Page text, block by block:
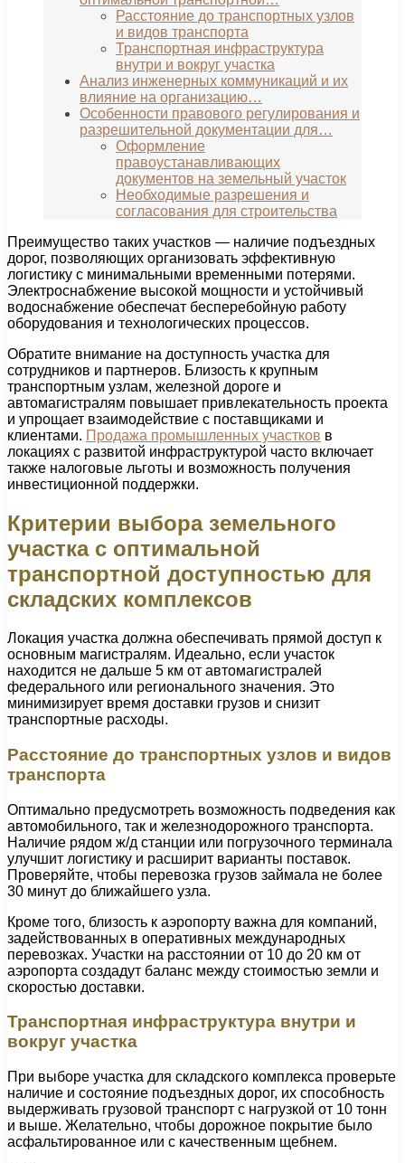
Расстояние до транспортных узлов
и видов транспорта
Транспортная инфраструктура
внутри и вокруг участка
Анализ инженерных коммуникаций и их
влияние на организацию…
Особенности правового регулирования и
разрешительной документации для…
Оформление
правоустанавливающих
документов на земельный участок
Необходимые разрешения и
согласования для строительства
Преимущество таких участков — наличие подъездных
дорог, позволяющих организовать эффективную
логистику с минимальными временными потерями.
Электроснабжение высокой мощности и устойчивый
водоснабжение обеспечат бесперебойную работу
оборудования и технологических процессов.
Обратите внимание на доступность участка для
сотрудников и партнеров. Близость к крупным
транспортным узлам, железной дороге и
автомагистралям повышает привлекательность проекта
и упрощает взаимодействие с поставщиками и
клиентами. Продажа промышленных участков в
локациях с развитой инфраструктурой часто включает
также налоговые льготы и возможность получения
инвестиционной поддержки.
Критерии выбора земельного
участка с оптимальной
транспортной доступностью для
складских комплексов
Локация участка должна обеспечивать прямой доступ к
основным магистралям. Идеально, если участок
находится не дальше 5 км от автомагистралей
федерального или регионального значения. Это
минимизирует время доставки грузов и снизит
транспортные расходы.
Расстояние до транспортных узлов и видов
транспорта
Оптимально предусмотреть возможность подведения как
автомобильного, так и железнодорожного транспорта.
Наличие рядом ж/д станции или погрузочного терминала
улучшит логистику и расширит варианты поставок.
Проверяйте, чтобы перевозка грузов займала не более
30 минут до ближайшего узла.
Кроме того, близость к аэропорту важна для компаний,
задействованных в оперативных международных
перевозках. Участки на расстоянии от 10 до 20 км от
аэропорта создадут баланс между стоимостью земли и
скоростью доставки.
Транспортная инфраструктура внутри и
вокруг участка
При выборе участка для складского комплекса проверьте
наличие и состояние подъездных дорог, их способность
выдерживать грузовой транспорт с нагрузкой от 10 тонн
и выше. Желательно, чтобы дорожное покрытие было
асфальтированное или с качественным щебнем.